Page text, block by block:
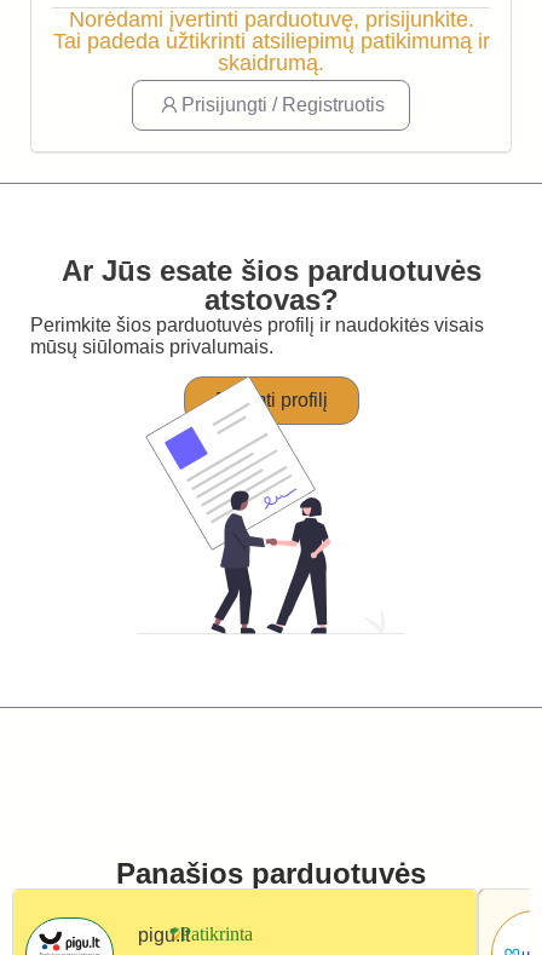
Norėdami įvertinti parduotuvę, prisijunkite.
Tai padeda užtikrinti atsiliepimų patikimumą ir
skaidrumą.
Prisijungti / Registruotis
Ar Jūs esate šios parduotuvės
atstovas?
Perimkite šios parduotuvės profilį ir naudokitės visais
mūsų siūlomais privalumais.
Perimti profilį
Panašios parduotuvės
pigu.lt